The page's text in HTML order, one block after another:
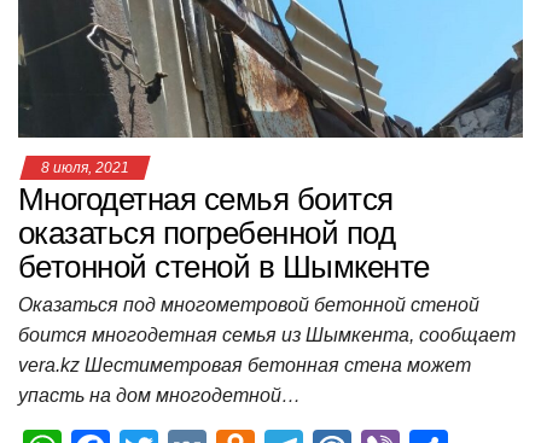
p
o
k
ss
ni
ki
ь
8 июля, 2021
Многодетная семья боится
оказаться погребенной под
бетонной стеной в Шымкенте
Оказаться под многометровой бетонной стеной
боится многодетная семья из Шымкента, сообщает
vera.kz Шестиметровая бетонная стена может
упасть на дом многодетной…